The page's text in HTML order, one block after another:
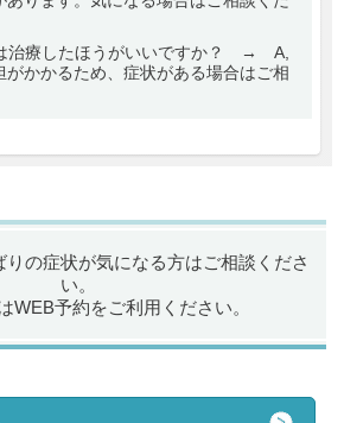
治療したほうがいいですか？ → A,
がかかるため、症状がある場合はご相
の症状が気になる方はご相談くださ
い。
WEB予約をご利用ください。